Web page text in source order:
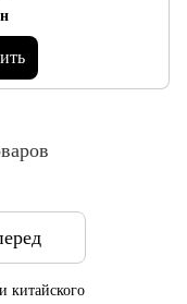
китайского